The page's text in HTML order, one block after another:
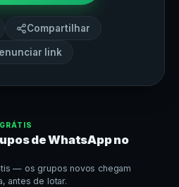
Compartilhar
link
deWhatsAppno
— os grupos novos chegam
antes de lotar.